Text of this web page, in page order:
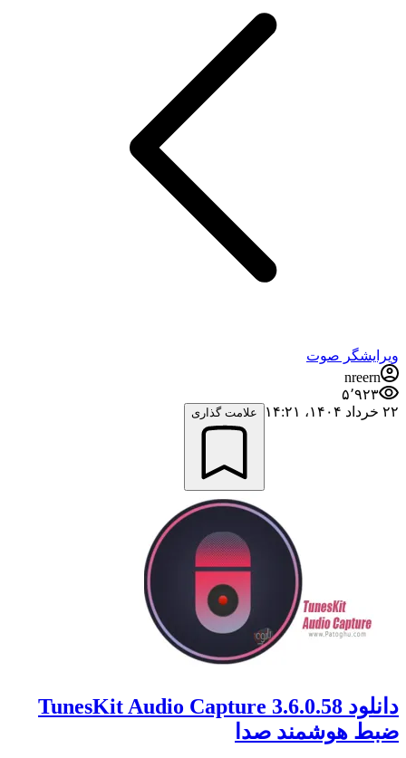
ویرایشگر صوت
nreern
۵٬۹۲۳
۲۲ خرداد ۱۴۰۴،‏ ۱۴:۲۱
علامت گذاری
دانلود TunesKit Audio Capture 3.6.0.58
ضبط هوشمند صدا